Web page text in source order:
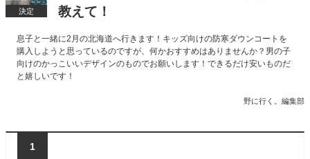
決定
教えて！
息子と一緒に2月の北海道へ行きます！キッズ向けの防寒ダウンコートを
購入しようと思っているのですが、何かおすすめはありませんか？男の子
向けのかっこいいデザインのものでお願いします！できるだけ安いものだ
と嬉しいです！
野に行く。編集部
1